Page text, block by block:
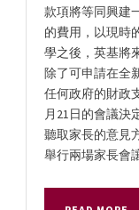
款項將等同興建
的費用，以現時
學之後，英基將
除了可申請在全
任何政府的財政
月21日的會議決
聽取家長的意見
舉行兩場家長會